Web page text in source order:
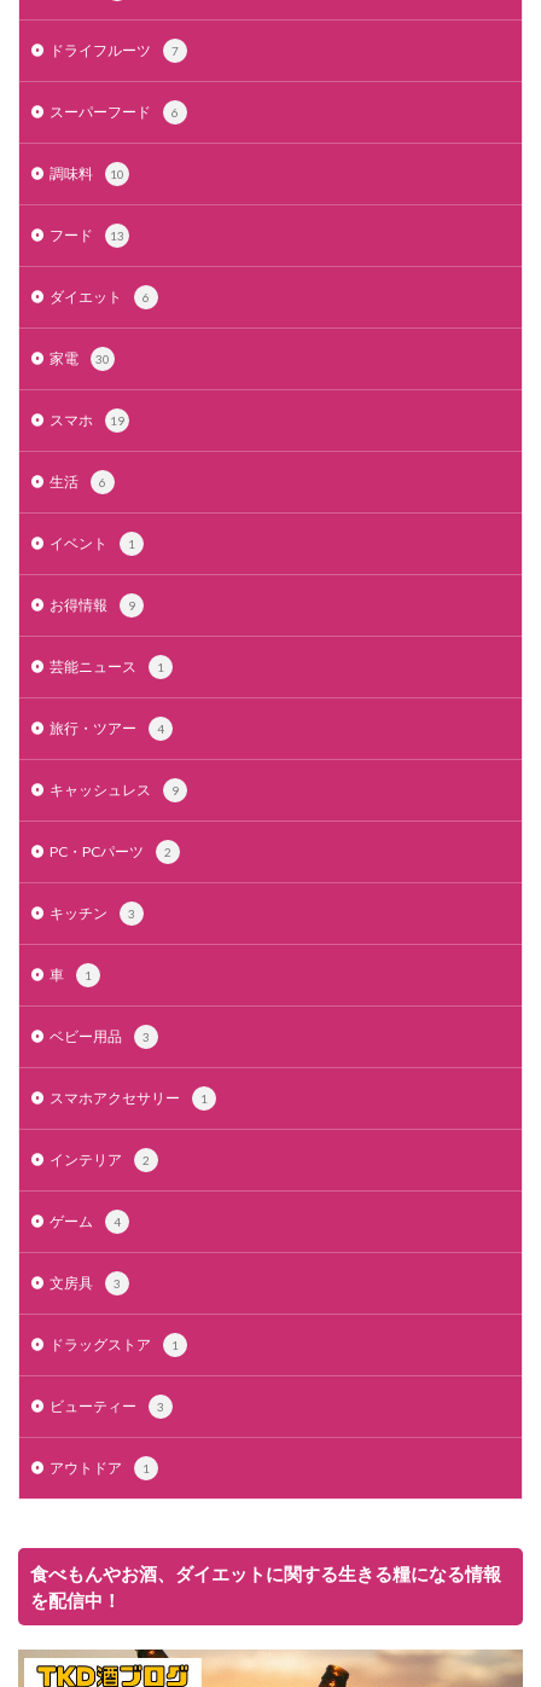
ドライフルーツ 7
スーパーフード 6
調味料 10
フード 13
ダイエット 6
家電 30
スマホ 19
生活 6
イベント 1
お得情報 9
芸能ニュース 1
旅行・ツアー 4
キャッシュレス 9
PC・PCパーツ 2
キッチン 3
車 1
ベビー用品 3
スマホアクセサリー 1
インテリア 2
ゲーム 4
文房具 3
ドラッグストア 1
ビューティー 3
アウトドア 1
食べもんやお酒、ダイエットに関する生きる糧になる情報
を配信中！